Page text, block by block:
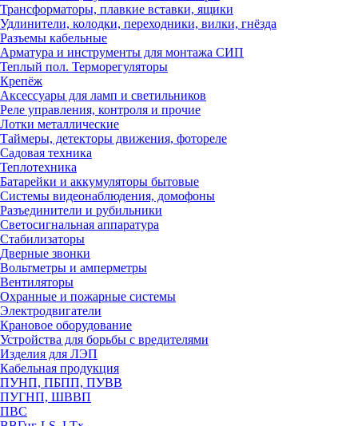
Трансформаторы, плавкие вставки, ящики
Удлинители, колодки, переходники, вилки, гнёзда
Разъемы кабельные
Арматура и инструменты для монтажа СИП
Теплый пол. Терморегуляторы
Крепёж
Аксессуары для ламп и светильников
Реле управления, контроля и прочие
Лотки металлические
Таймеры, детекторы движения, фотореле
Садовая техника
Теплотехника
Батарейки и аккумуляторы бытовые
Системы видеонаблюдения, домофоны
Разъединители и рубильники
Светосигнальная аппаратура
Стабилизаторы
Дверные звонки
Вольтметры и амперметры
Вентиляторы
Охранные и пожарные системы
Электродвигатели
Крановое оборудование
Устройства для борьбы с вредителями
Изделия для ЛЭП
Кабельная продукция
ПУНП, ПБПП, ПУВВ
ПУГНП, ШВВП
ПВС